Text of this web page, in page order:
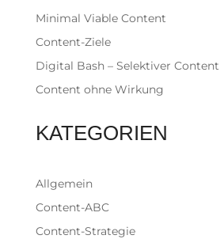
Minimal Viable Content
Content-Ziele
Digital Bash – Selektiver Content
Content ohne Wirkung
KATEGORIEN
Allgemein
Content-ABC
Content-Strategie